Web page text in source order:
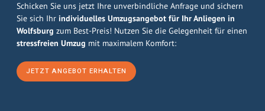
Schicken Sie uns jetzt Ihre unverbindliche Anfrage und sichern
Sie sich Ihr individuelles Umzugsangebot für Ihr Anliegen in
Wolfsburg zum Best-Preis! Nutzen Sie die Gelegenheit für einen
stressfreien Umzug mit maximalem Komfort:
JETZT ANGEBOT ERHALTEN